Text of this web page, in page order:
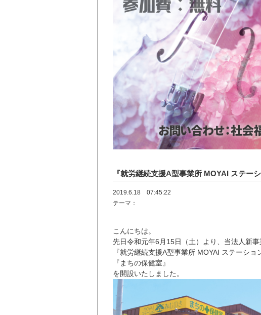
『就労継続支援A型事業所 MOYAI ステー
2019.6.18 07:45:22
テーマ：
こんにちは。
先日令和元年6月15日（土）より、当法人新事
『就労継続支援A型事業所 MOYAI ステーショ
『まちの保健室』
を開設いたしました。